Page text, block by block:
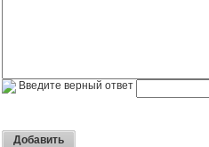
Введите верный ответ